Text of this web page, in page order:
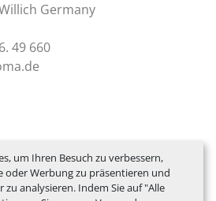
um Ihren Besuch zu verbessern,
oder Werbung zu präsentieren und
analysieren. Indem Sie auf "Alle
Germany
49 660